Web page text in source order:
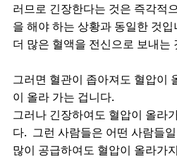
러므로 긴장한다는 것은 즉각적
을 해야 하는 상황과 동일한 것입
더 많은 혈액을 전신으로 보내는
그러면 혈관이 좁아져도 혈압이
이 올라 가는 겁니다.
그러나 긴장하여도 혈압이 올라
다. 그런 사람들은 어떤 사람들
많이 공급하여도 혈압이 올라가